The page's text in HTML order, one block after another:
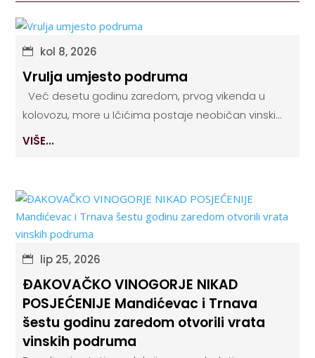
kol 8, 2026
Vrulja umjesto podruma
Već desetu godinu zaredom, prvog vikenda u
kolovozu, more u Ičićima postaje neobičan vinski...
VIŠE...
lip 25, 2026
ĐAKOVAČKO VINOGORJE NIKAD
POSJEĆENIJE Mandićevac i Trnava
šestu godinu zaredom otvorili vrata
vinskih podruma